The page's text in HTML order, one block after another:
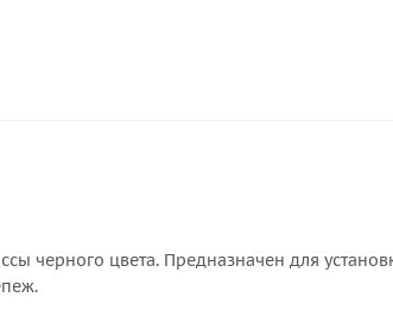
черного цвета. Предназначен для